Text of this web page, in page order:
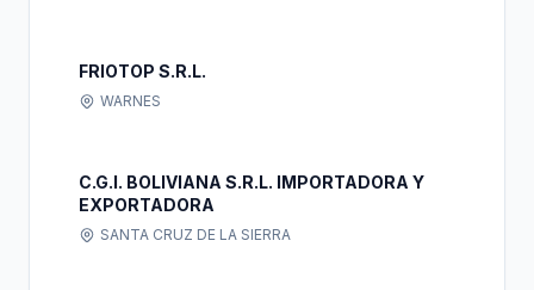
FRIOTOP S.R.L.
WARNES
C.G.I. BOLIVIANA S.R.L. IMPORTADORA Y
EXPORTADORA
SANTA CRUZ DE LA SIERRA